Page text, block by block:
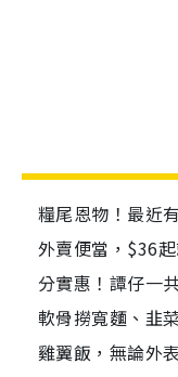
糧尾恩物！最近
外賣便當，$36
分實惠！譚仔一
軟骨撈寬麵、韭
雞翼飯，無論外